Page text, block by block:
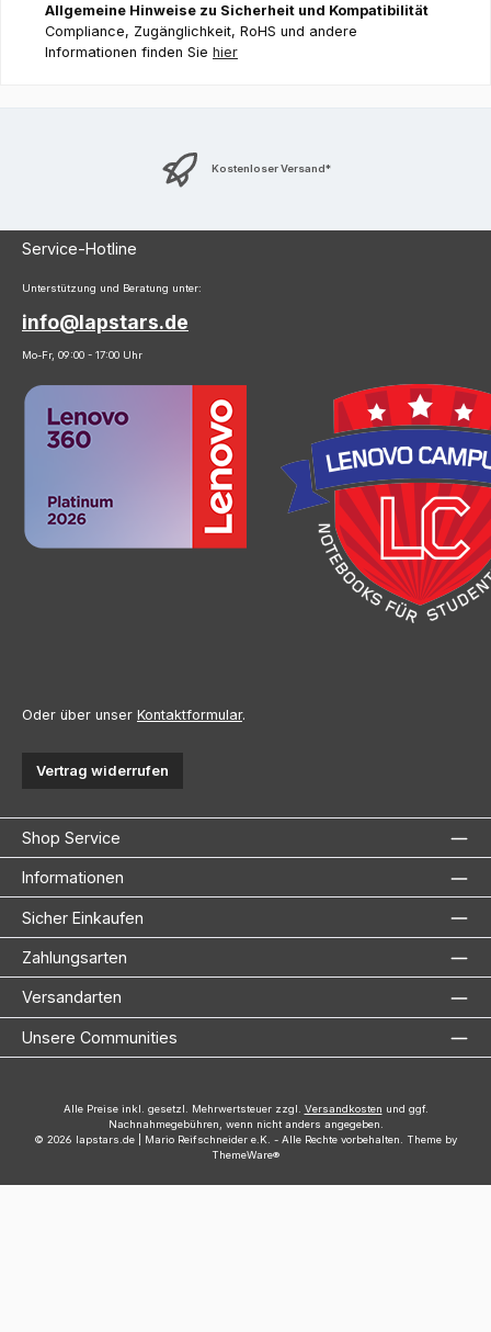
Allgemeine Hinweise zu Sicherheit und Kompatibilität
Compliance, Zugänglichkeit, RoHS und andere
Informationen finden Sie hier
Kostenloser Versand*
Service-Hotline
Unterstützung und Beratung unter:
info@lapstars.de
Mo-Fr, 09:00 - 17:00 Uhr
Oder über unser Kontaktformular.
Vertrag widerrufen
Shop Service
Informationen
Sicher Einkaufen
Zahlungsarten
Versandarten
Unsere Communities
Alle Preise inkl. gesetzl. Mehrwertsteuer zzgl. Versandkosten und ggf.
Nachnahmegebühren, wenn nicht anders angegeben.
© 2026 lapstars.de | Mario Reifschneider e.K. - Alle Rechte vorbehalten. Theme by
ThemeWare®